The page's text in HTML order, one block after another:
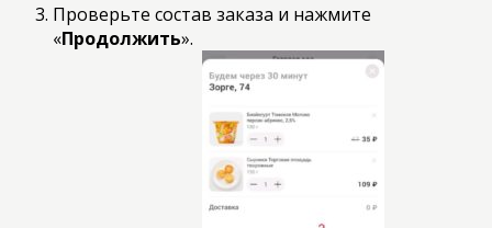
Проверьте состав заказа и нажмите
«Продолжить».